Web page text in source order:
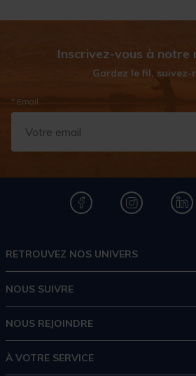
Inscrivez-vous à notre
Gardez le fil, suivez-
* Email
RETROUVEZ NOS UNIVERS
NOUS SUIVRE
NOUS REJOINDRE
À VOTRE SERVICE